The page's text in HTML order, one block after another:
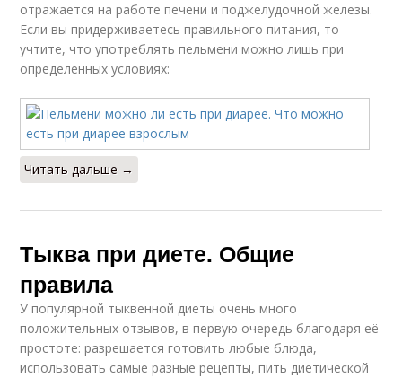
отражается на работе печени и поджелудочной железы.
Если вы придерживаетесь правильного питания, то
учтите, что употреблять пельмени можно лишь при
определенных условиях:
Читать дальше →
Тыква при диете. Общие
правила
У популярной тыквенной диеты очень много
положительных отзывов, в первую очередь благодаря её
простоте: разрешается готовить любые блюда,
использовать самые разные рецепты, пить диетической